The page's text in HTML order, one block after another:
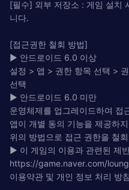
[필수] 외부 저장소 : 게임 설치
니다.
[접근권한 철회 방법]
▶ 안드로이드 6.0 이상
설정 > 앱 > 권한 항목 선택 >
선택
▶ 안드로이드 6.0 미만
운영체제를 업그레이드하여 접
앱이 개별 동의 기능을 제공하
위의 방법으로 접근 권한을 철
▶ 이 게임의 이용과 관련된 제
https://game.naver.com/
이용약관 및 개인 정보 처리 방